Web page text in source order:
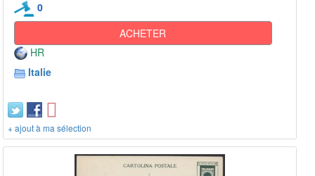
0
ACHETER
HR
Italie
+ ajout à ma sélection